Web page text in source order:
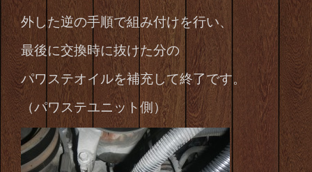
外した逆の手順で組み付けを行い、
最後に交換時に抜けた分の
パワステオイルを補充して終了です。
（パワステユニット側）